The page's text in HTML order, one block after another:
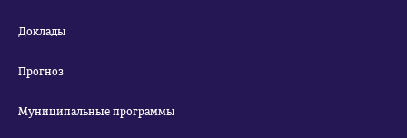
Доклады
Прогноз
Муниципальные программы